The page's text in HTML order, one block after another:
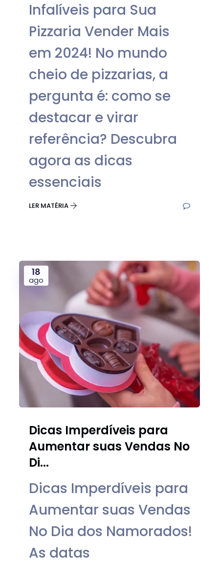
Infalíveis para Sua
Pizzaria Vender Mais
em 2024! No mundo
cheio de pizzarias, a
pergunta é: como se
destacar e virar
referência? Descubra
agora as dicas
essenciais
LER MATÉRIA
18
ago
Dicas Imperdíveis para
Aumentar suas Vendas No
Di...
Dicas Imperdíveis para
Aumentar suas Vendas
No Dia dos Namorados!
As datas